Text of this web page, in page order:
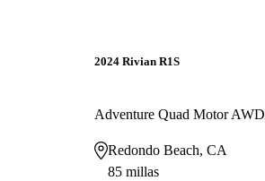
2024 Rivian R1S
Adventure Quad Motor AWD
Redondo Beach, CA
85 millas